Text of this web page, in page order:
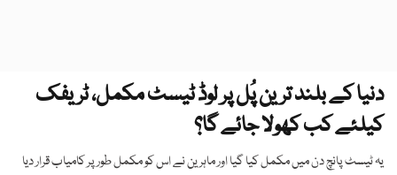
دنیا کے بلند ترین پُل پر لوڈ ٹیسٹ مکمل، ٹریفک
کیلئے کب کھولا جائے گا؟
یہ ٹیسٹ پانچ دن میں مکمل کیا گیا اور ماہرین نے اس کو مکمل طور پر کامیاب قرار دیا